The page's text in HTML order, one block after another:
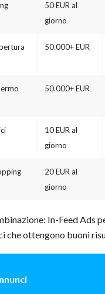
50 EUR al
giorno
50.000+ EUR
50.000+ EUR
10 EUR al
giorno
20 EUR al
giorno
In-Feed Ads
che ottengono buoni